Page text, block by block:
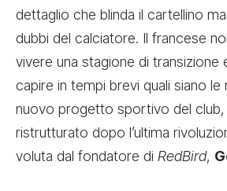
dettaglio che blinda il cartellino
dubbi del calciatore. Il francese
vivere una stagione di transizione
capire in tempi brevi quali siano le
nuovo progetto sportivo del
ristrutturato dopo l’ultima
voluta dal fondatore di RedBird,